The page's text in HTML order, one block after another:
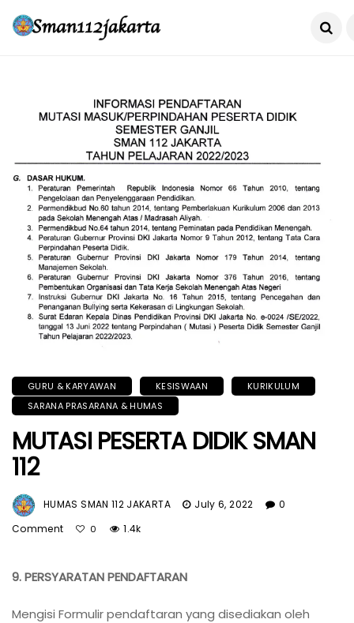
GURU & KARYAWAN KESISWAAN
KURIKULUM
SARANA PRASARANA & HUMAS
MUTASI PESERTA DIDIK SMAN
112
HUMAS SMAN 112 JAKARTA July 6, 2022
0
Comment
0 1.4k
9. PERSYARATAN PENDAFTARAN
Mengisi Formulir pendaftaran yang disediakan oleh